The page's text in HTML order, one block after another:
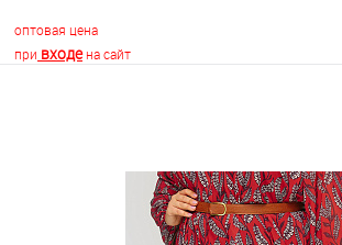
оптовая цена
при входена сайт
В